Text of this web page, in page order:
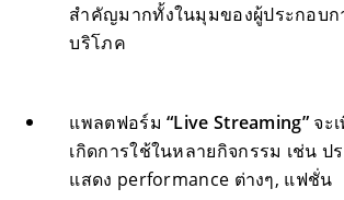
สำคัญมากทั้งในมุมของผู้ประกอบก
บริโภค
แพลตฟอร์ม“Live Streaming”จะ
เกิดการใช้ในหลายกิจกรรม เช่น ป
แสดง performance ต่างๆ, แฟชั่น